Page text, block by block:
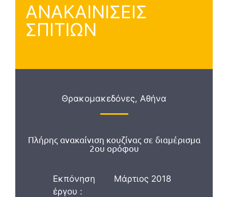
ΑΝΑΚΑΙΝΙΣΕΙΣ
ΣΠΙΤΙΩΝ
Θρακομακεδόνες, Αθήνα
Πλήρης ανακαίνιση κουζίνας σε διαμέρισμα
2ου ορόφου
Εκπόνηση
έργου :
Μάρτιος 2018